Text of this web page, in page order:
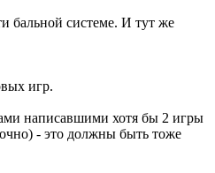
бальной системе. И тут же
игр.
написавшими хотя бы 2 игры
- это должны быть тоже